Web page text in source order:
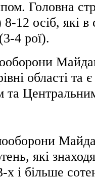
Головна
12 осіб, які
4 рої).
області
та
які
і більше